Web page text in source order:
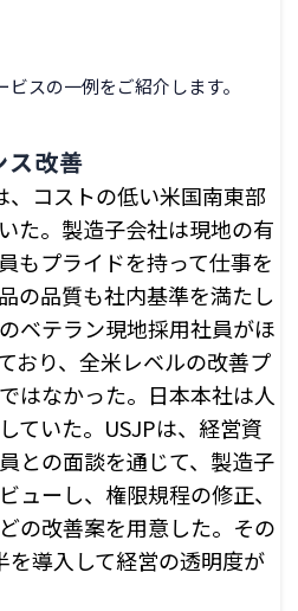
スの一例をご紹介します。
ス改善
、コストの低い米国南東部
た。製造子会社は現地の有
もプライドを持って仕事を
の品質も社内基準を満たし
ベテラン現地採用社員がほ
おり、全米レベルの改善プ
はなかった。日本本社は人
ていた。USJPは、経営資
との面談を通じて、製造子
ューし、権限規程の修正、
の改善案を用意した。その
を導入して経営の透明度が